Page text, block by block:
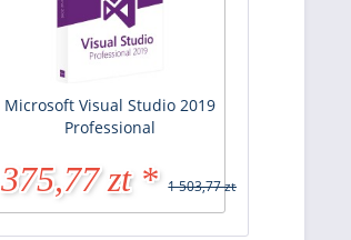
Microsoft Visual Studio 2019
Professional
375,77 zt * 1 503,77 zt *